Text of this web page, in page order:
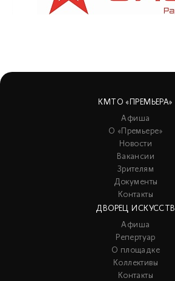
КМТО «ПРЕМЬЕРА»
Афиша
О «Премьере»
Новости
Вакансии
Зрителям
Документы
Контакты
ДВОРЕЦ ИСКУССТВ
Афиша
Репертуар
О площадке
Коллективы
Контакты